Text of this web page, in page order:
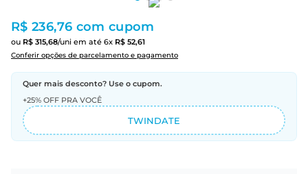
R$ 236,76 com cupom
ou R$ 315,68/uni em até 6x R$ 52,61
Conferir opções de parcelamento e pagamento
Quer mais desconto? Use o cupom.
+25% OFF PRA VOCÊ
TWINDATE